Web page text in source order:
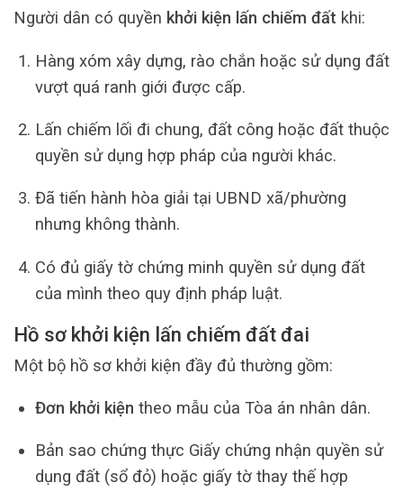
Người dân có quyền khởi kiện lấn chiếm đất khi:
Hàng xóm xây dựng, rào chắn hoặc sử dụng đất
vượt quá ranh giới được cấp.
Lấn chiếm lối đi chung, đất công hoặc đất thuộc
quyền sử dụng hợp pháp của người khác.
Đã tiến hành hòa giải tại UBND xã/phường
nhưng không thành.
Có đủ giấy tờ chứng minh quyền sử dụng đất
của mình theo quy định pháp luật.
Hồ sơ khởi kiện lấn chiếm đất đai
Một bộ hồ sơ khởi kiện đầy đủ thường gồm:
Đơn khởi kiện theo mẫu của Tòa án nhân dân.
Bản sao chứng thực Giấy chứng nhận quyền sử
dụng đất (sổ đỏ) hoặc giấy tờ thay thế hợp